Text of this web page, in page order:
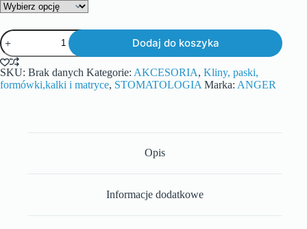
Dodaj do koszyka
SKU: Brak danych Kategorie: AKCESORIA, Kliny, paski,
formówki,kalki i matryce, STOMATOLOGIA Marka: ANGER
Opis
Informacje dodatkowe